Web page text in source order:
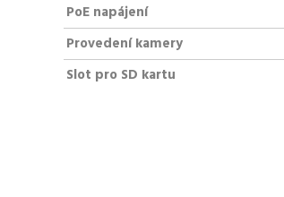
PoE napájení
Provedení kamery
Slot pro SD kartu